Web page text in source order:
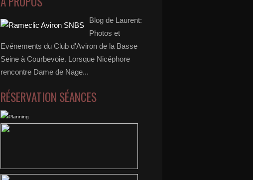
Blog de Laurent:
Photos et
Evénements du Club d'Aviron de la Basse
Seine à Courbevoie. Lorsque Nicéphore
rencontre Dame de Nage...
RÉSERVATION SÉANCES